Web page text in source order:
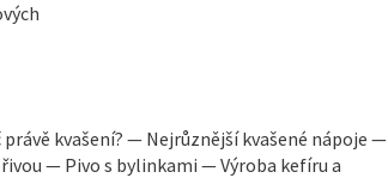
kvašení? — Nejrůznější kvašené nápoje —
— Pivo s bylinkami — Výroba kefíru a